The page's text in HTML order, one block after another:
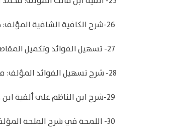
28- شرح تسهيل الفوائد المؤلف: محمد بن عبد الله، ابن مالك الطائي الجياني، أبو عبد الله، جمال الدين (ت ٦٧٢هـ)